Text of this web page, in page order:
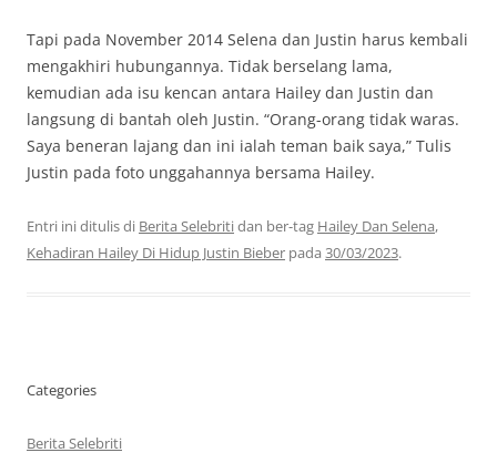
Tapi pada November 2014 Selena dan Justin harus kembali
mengakhiri hubungannya. Tidak berselang lama,
kemudian ada isu kencan antara Hailey dan Justin dan
langsung di bantah oleh Justin. “Orang-orang tidak waras.
Saya beneran lajang dan ini ialah teman baik saya,” Tulis
Justin pada foto unggahannya bersama Hailey.
Entri ini ditulis di Berita Selebritidan ber-tag Hailey Dan Selena,
Kehadiran Hailey Di Hidup Justin Bieber pada 30/03/2023.
Categories
Berita Selebriti